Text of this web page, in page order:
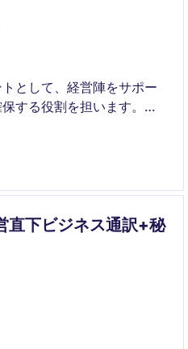
として、経営陣をサポー
する役割を担います。プ
直下ビジネス通訳+秘